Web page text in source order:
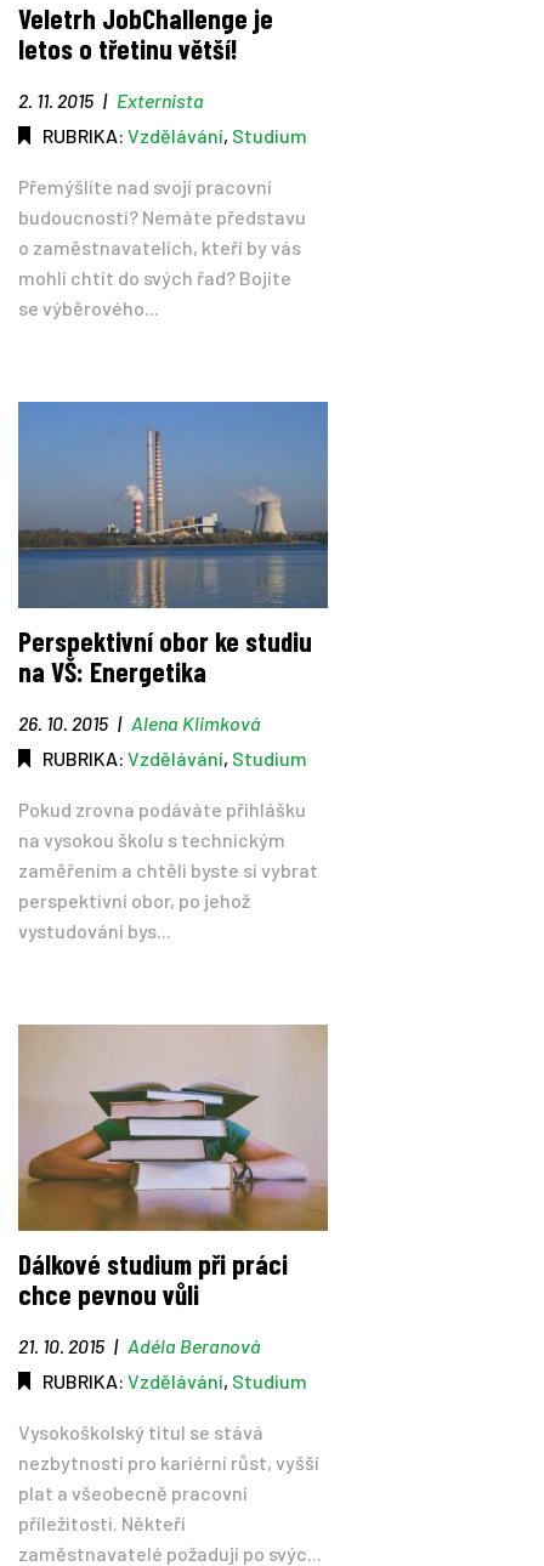
Veletrh JobChallenge je
letos o třetinu větší!
2. 11. 2015 | Externista
RUBRIKA: Vzdělávání, Studium
Přemýšlíte nad svojí pracovní
budoucností? Nemáte představu
o zaměstnavatelích, kteří by vás
mohli chtít do svých řad? Bojíte
se výběrového...
Perspektivní obor ke studiu
na VŠ: Energetika
26. 10. 2015 | Alena Klimková
RUBRIKA: Vzdělávání, Studium
Pokud zrovna podáváte přihlášku
na vysokou školu s technickým
zaměřením a chtěli byste si vybrat
perspektivní obor, po jehož
vystudování bys...
Dálkové studium při práci
chce pevnou vůli
21. 10. 2015 | Adéla Beranová
RUBRIKA: Vzdělávání, Studium
Vysokoškolský titul se stává
nezbytností pro kariérní růst, vyšší
plat a všeobecně pracovní
příležitosti. Někteří
zaměstnavatelé požadují po svýc...